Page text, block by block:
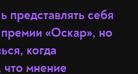
себя
«Оскар», но
когда
мнение